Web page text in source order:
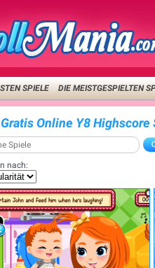
SPIELE DIE MEISTGESPIELTEN
Online Y8 Highscore
nach: